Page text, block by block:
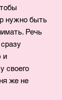
нужно быть
Речь
и
своего
же не